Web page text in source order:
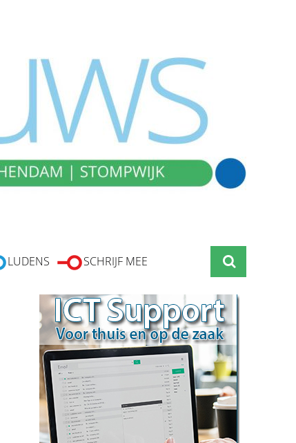
LUDENS SCHRIJF MEE